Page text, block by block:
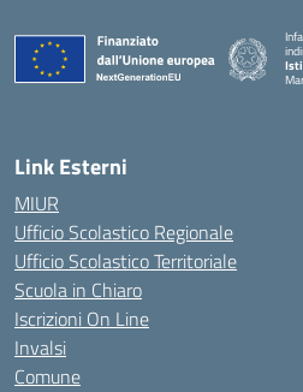
Link Esterni
MIUR
Ufficio Scolastico Regionale
Ufficio Scolastico Territoriale
Scuola in Chiaro
Iscrizioni On Line
Invalsi
Comune